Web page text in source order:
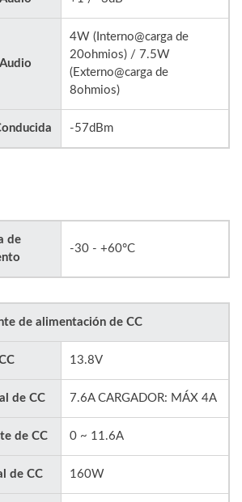
4W (Interno@carga de
20ohmios) / 7.5W
(Externo@carga de
8ohmios)
-57dBm
de
-30 - +60°C
de alimentación de CC
13.8V
de CC 7.6A CARGADOR: MÁX 4A
de CC 0 ~ 11.6A
de CC 160W